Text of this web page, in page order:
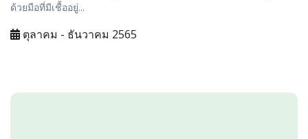
ด้วยมือที่มีเชื้ออยู่...
ตุลาคม - ธันวาคม 2565